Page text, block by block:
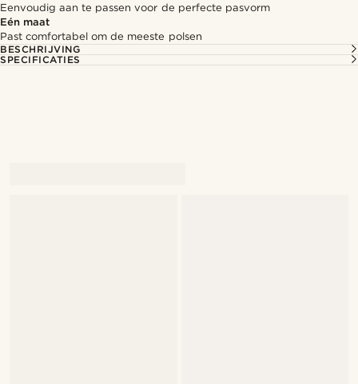
Eenvoudig aan te passen voor de perfecte pasvorm
Eén maat
Past comfortabel om de meeste polsen
BESCHRIJVING
SPECIFICATIES